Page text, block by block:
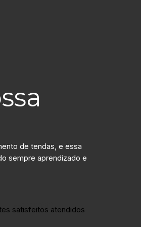
de tendas, e essa
sempre aprendizado e
+1200
satisfeitos atendidos